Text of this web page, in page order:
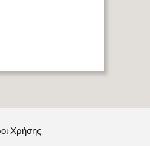
Χρήσης